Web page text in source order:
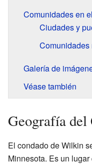
Comunidades en
Ciudades y
Galería de
Véase también
Geografía
El condado de Wilkin
Minnesota. Es un